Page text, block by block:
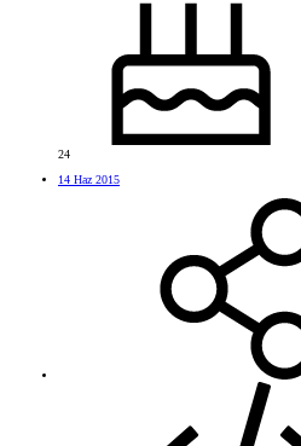
24
14 Haz 2015